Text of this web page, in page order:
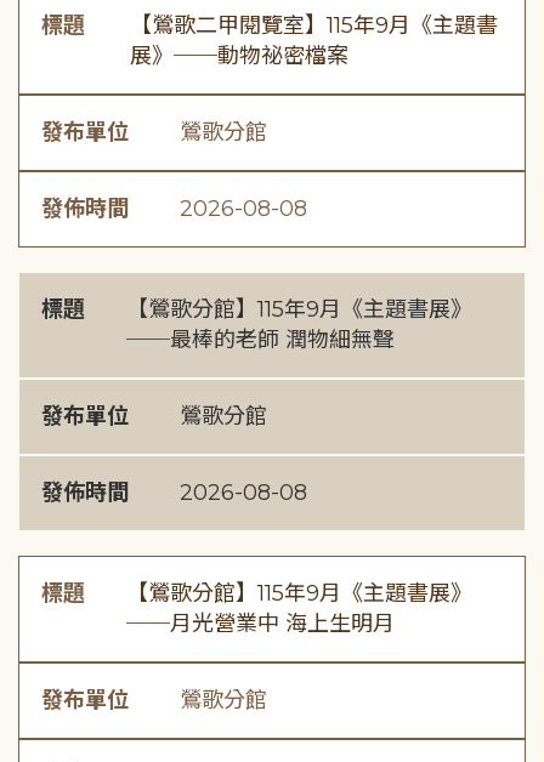
標題
【鶯歌二甲閱覽室】115年9月《主題書
展》──動物祕密檔案
發布單位 鶯歌分館
發佈時間 2026-08-08
標題
【鶯歌分館】115年9月《主題書展》
──最棒的老師 潤物細無聲
發布單位 鶯歌分館
發佈時間 2026-08-08
標題
【鶯歌分館】115年9月《主題書展》
──月光營業中 海上生明月
發布單位 鶯歌分館